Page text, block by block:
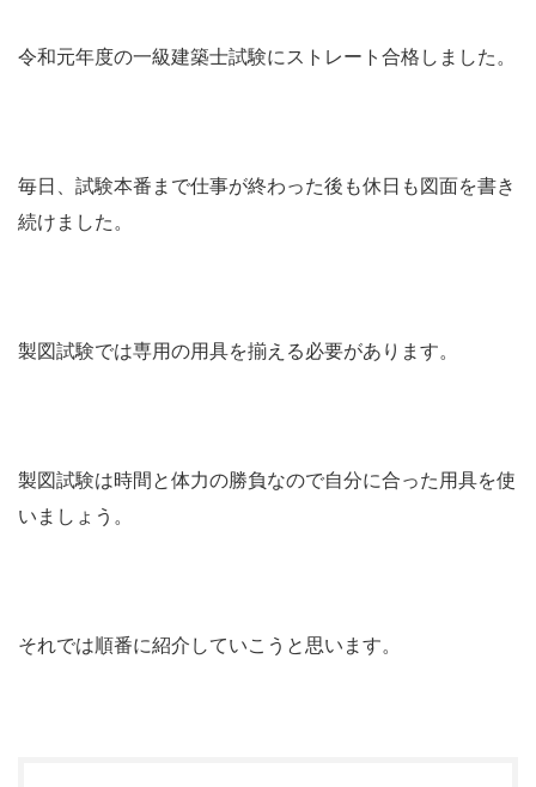
令和元年度の一級建築士試験にストレート合格しました。
毎日、試験本番まで仕事が終わった後も休日も図面を書き
続けました。
製図試験では専用の用具を揃える必要があります。
製図試験は時間と体力の勝負なので自分に合った用具を使
いましょう。
それでは順番に紹介していこうと思います。